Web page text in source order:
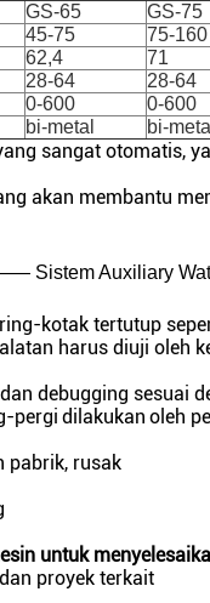
GS-65 GS-75
45-75 75-160
62,4 71
28-64 28-64
0-600 0-600
bi-metal bi-metal
sangat otomatis,
akan membantu
Sistem Auxiliary
kotak tertutup
harus diuji oleh
debugging sesuai
pergi dilakukan oleh
pabrik, rusak
untuk
proyek terkait